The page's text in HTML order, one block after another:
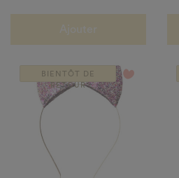
BIENTÔT DE
RETOUR
favorite_border